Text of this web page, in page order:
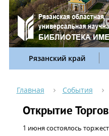
Рязанский край
Главная События
Открытие
1 июня состоялось